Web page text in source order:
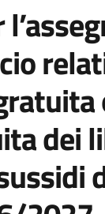
dei